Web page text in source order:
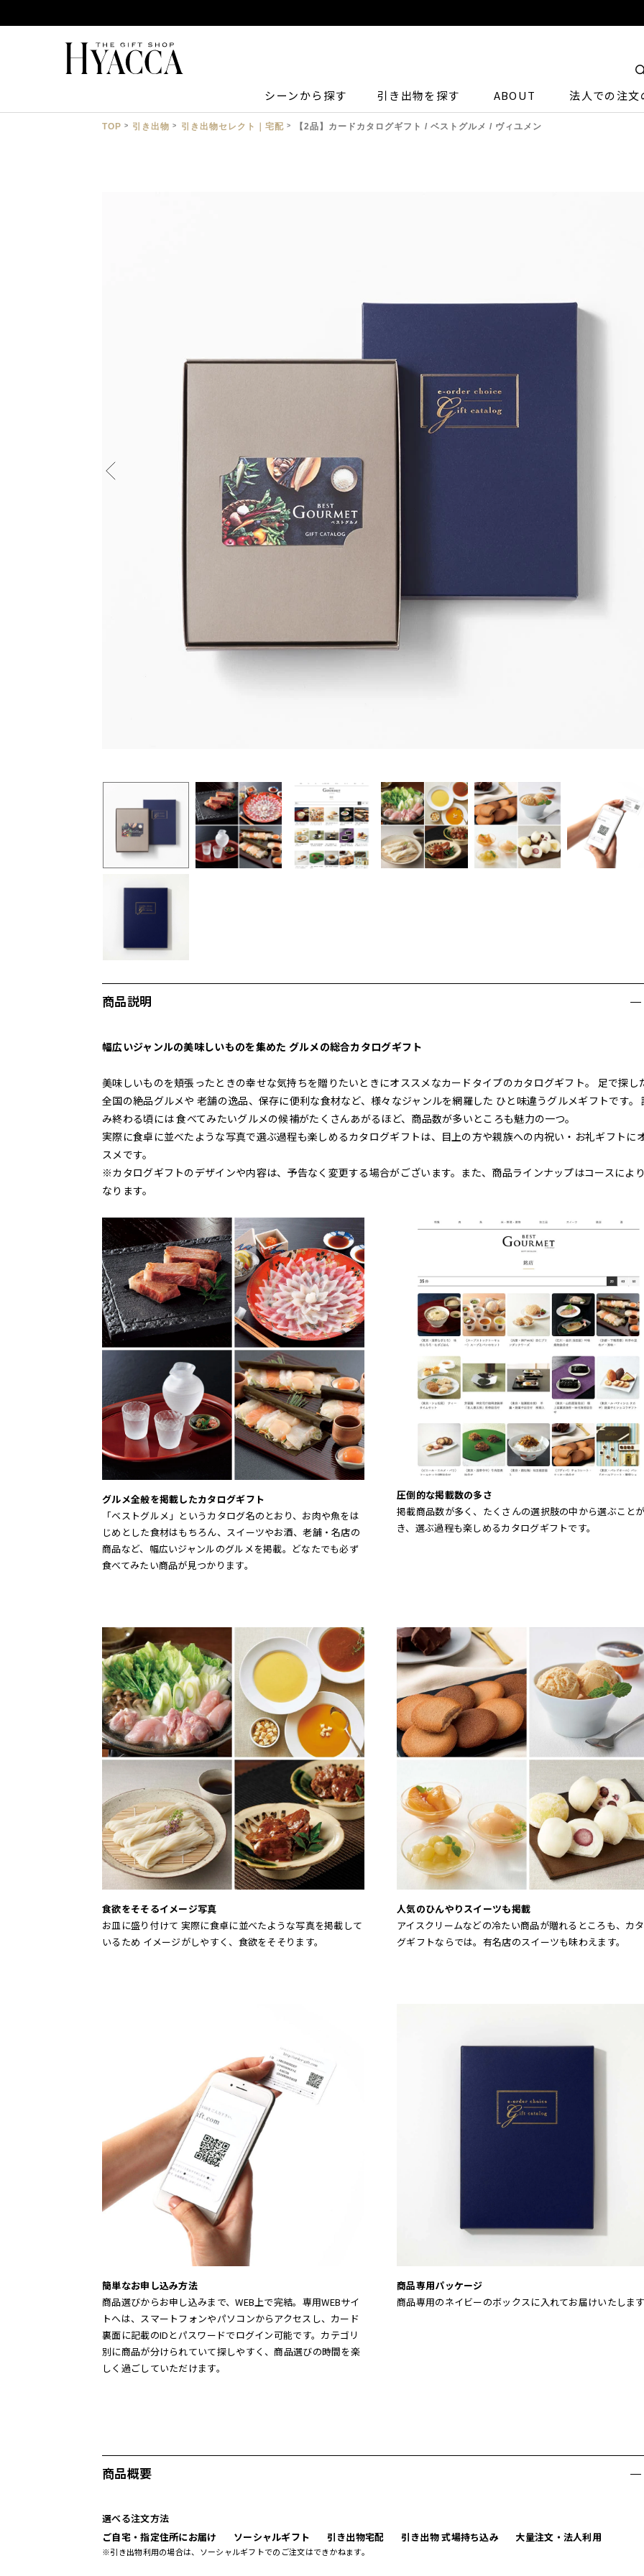
シーンから探す 引き出物を探す ABOUT 法人での注文
TOP 引き出物 引き出物セレクト｜宅配 【2品】カードカタログギフト / ベストグルメ / ヴィユメン
商品説明
幅広いジャンルの美味しいものを集めた グルメの総合カタログギフト
美味しいものを頬張ったときの幸せな気持ちを贈りたいときにオススメなカードタイプのカタログギフト。 足で探し
全国の絶品グルメや 老舗の逸品、保存に便利な食材など、様々なジャンルを網羅した ひと味違うグルメギフトです。
み終わる頃には 食べてみたいグルメの候補がたくさんあがるほど、商品数が多いところも魅力の一つ。
実際に食卓に並べたような写真で選ぶ過程も楽しめるカタログギフトは、目上の方や親族への内祝い・お礼ギフトに
スメです。
※カタログギフトのデザインや内容は、予告なく変更する場合がございます。また、商品ラインナップはコースによ
なります。
グルメ全般を掲載したカタログギフト
「ベストグルメ」というカタログ名のとおり、お肉や魚をは
じめとした食材はもちろん、スイーツやお酒、老舗・名店の
商品など、幅広いジャンルのグルメを掲載。どなたでも必ず
食べてみたい商品が見つかります。
圧倒的な掲載数の多さ
掲載商品数が多く、たくさんの選択肢の中から選ぶこと
き、選ぶ過程も楽しめるカタログギフトです。
食欲をそそるイメージ写真
お皿に盛り付けて 実際に食卓に並べたような写真を掲載して
いるため イメージがしやすく、食欲をそそります。
人気のひんやりスイーツも掲載
アイスクリームなどの冷たい商品が贈れるところも、カ
グギフトならでは。有名店のスイーツも味わえます。
簡単なお申し込み方法
商品選びからお申し込みまで、WEB上で完結。専用WEBサイ
トへは、スマートフォンやパソコンからアクセスし、カード
裏面に記載のIDとパスワードでログイン可能です。カテゴリ
別に商品が分けられていて探しやすく、商品選びの時間を楽
しく過ごしていただけます。
商品専用パッケージ
商品専用のネイビーのボックスに入れてお届けいたしま
商品概要
選べる注文方法
ご自宅・指定住所にお届け
ソーシャルギフト 引き出物宅配 引き出物 式場持ち込み 大量注文・法人利用
※引き出物利用の場合は、ソーシャルギフトでのご注文はできかねます。